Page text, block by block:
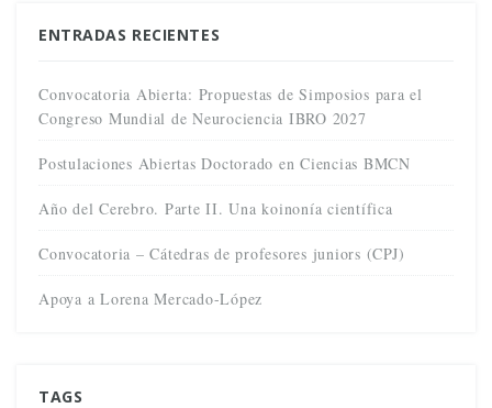
ENTRADAS RECIENTES
Convocatoria Abierta: Propuestas de Simposios para el
Congreso Mundial de Neurociencia IBRO 2027
Postulaciones Abiertas Doctorado en Ciencias BMCN
Año del Cerebro. Parte II. Una koinonía científica
Convocatoria – Cátedras de profesores juniors (CPJ)
Apoya a Lorena Mercado-López
TAGS